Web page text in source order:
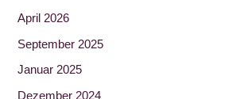
April 2026
September 2025
Januar 2025
Dezember 2024